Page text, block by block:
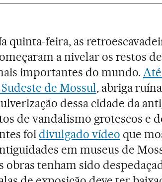
quinta-feira, as
a nivelar os restos
importantes do mundo.
Sudeste de Mossul, abriga
dessa cidade da
de vandalismo grotescos e
foi divulgado vídeo que
em museus de
obras tenham sido